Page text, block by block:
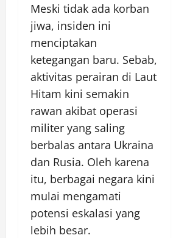
Meski tidak ada korban
jiwa, insiden ini
menciptakan
ketegangan baru. Sebab,
aktivitas perairan di Laut
Hitam kini semakin
rawan akibat operasi
militer yang saling
berbalas antara Ukraina
dan Rusia. Oleh karena
itu, berbagai negara kini
mulai mengamati
potensi eskalasi yang
lebih besar.